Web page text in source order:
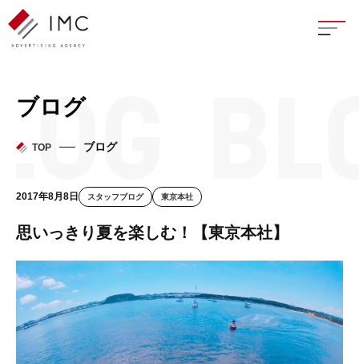
座談
イン
ブログ
TOP ブログ
2017年8月8日 スタッフブログ 東京本社
思いっきり夏を楽しむ！【東京本社】